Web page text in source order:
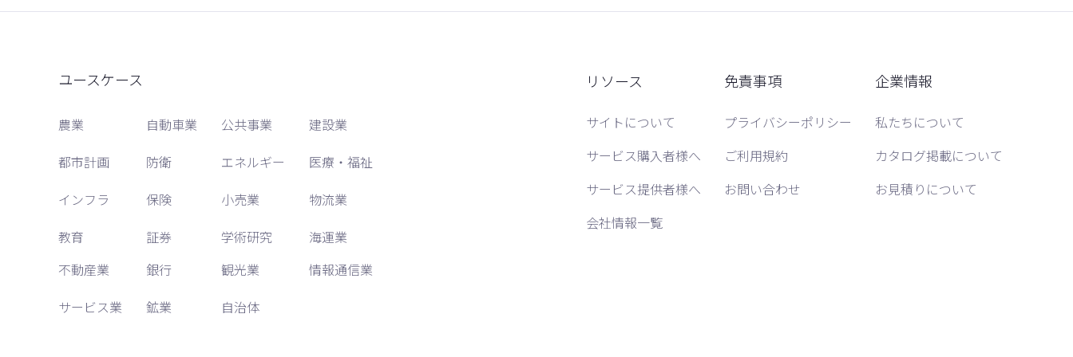
ユースケース
農業
都市計画
インフラ
教育
不動産業
サービス業
自動車業
防衛
保険
証券
銀行
鉱業
公共事業
エネルギー
小売業
学術研究
観光業
自治体
建設業
医療・福祉
物流業
海運業
情報通信業
リソース
サイトについて
サービス購入者様へ
サービス提供者様へ
会社情報一覧
免責事項
プライバシーポリシー
ご利用規約
お問い合わせ
企業情報
私たちについて
カタログ掲載について
お見積りについて